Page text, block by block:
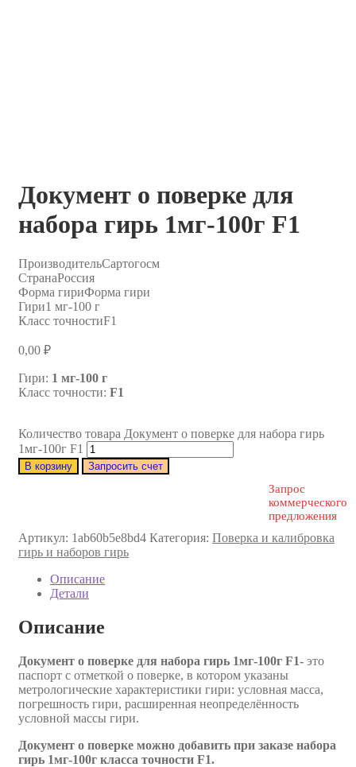
Документ о поверке для
набора гирь 1мг-100г F1
ПроизводительСартогосм
СтранаРоссия
Форма гириФорма гири
Гири1 мг-100 г
Класс точностиF1
0,00 ₽
Гири: 1 мг-100 г
Класс точности: F1
Количество товара Документ о поверке для набора гирь
1мг-100г F1
В корзину Запросить счет
Запрос
коммерческого
предложения
Артикул: 1ab60b5e8bd4 Категория: Поверка и калибровка
гирь и наборов гирь
Описание
Детали
Описание
Документ о поверке для набора гирь 1мг-100г F1- это
паспорт с отметкой о поверке, в котором указаны
метрологические характеристики гири: условная масса,
погрешность гири, расширенная неопределённость
условной массы гири.
Документ о поверке можно добавить при заказе набора
гирь 1мг-100г класса точности F1.